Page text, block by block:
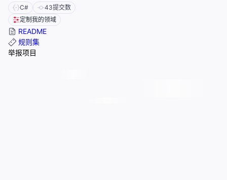
C# 43提交数
定制我的领域
README
规则集
举报项目